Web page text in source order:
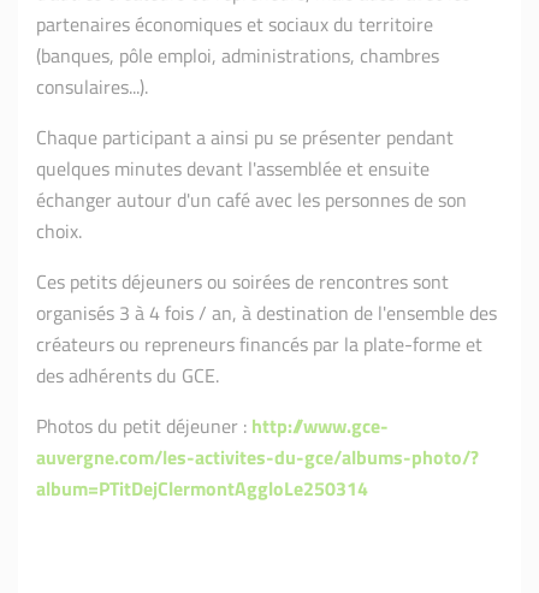
partenaires économiques et sociaux du territoire
(banques, pôle emploi, administrations, chambres
consulaires...).
Chaque participant a ainsi pu se présenter pendant
quelques minutes devant l'assemblée et ensuite
échanger autour d'un café avec les personnes de son
choix.
Ces petits déjeuners ou soirées de rencontres sont
organisés 3 à 4 fois / an, à destination de l'ensemble des
créateurs ou repreneurs financés par la plate-forme et
des adhérents du GCE.
Photos du petit déjeuner : http://www.gce-
auvergne.com/les-activites-du-gce/albums-photo/?
album=PTitDejClermontAggloLe250314